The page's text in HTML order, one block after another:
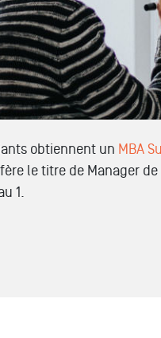
obtiennent un MBA
le titre de Manager
1.